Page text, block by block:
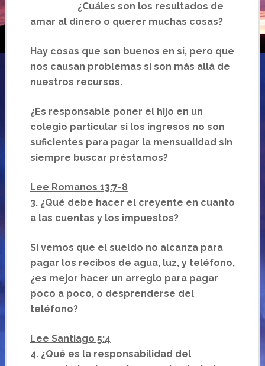
¿Cuáles son los resultados de
amar al dinero o querer muchas cosas?
Hay cosas que son buenos en si, pero que
nos causan problemas si son más allá de
nuestros recursos.
¿Es responsable poner el hijo en un
colegio particular si los ingresos no son
suficientes para pagar la mensualidad sin
siempre buscar préstamos?
Lee Romanos 13:7-8
3. ¿Qué debe hacer el creyente en cuanto
a las cuentas y los impuestos?
Si vemos que el sueldo no alcanza para
pagar los recibos de agua, luz, y teléfono,
¿es mejor hacer un arreglo para pagar
poco a poco, o desprenderse del
teléfono?
Lee Santiago 5:4
4. ¿Qué es la responsabilidad del